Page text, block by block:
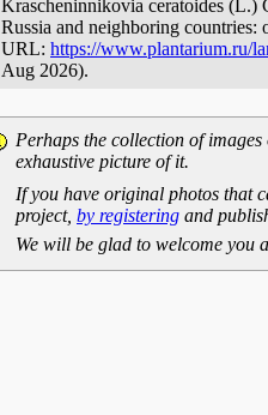
Krascheninnikovia ceratoides (L.)
Russia and neighboring
URL: https://www.plantarium.ru/
Aug 2026).
Perhaps the collection of
exhaustive picture of it.
If you have original photos that
project, by registering and
We will be glad to welcome